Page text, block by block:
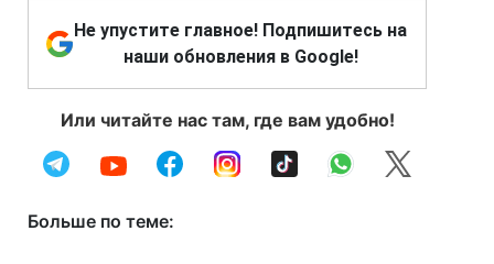
Не упустите главное! Подпишитесь на
наши обновления в Google!
Или читайте нас там, где вам удобно!
Больше по теме: